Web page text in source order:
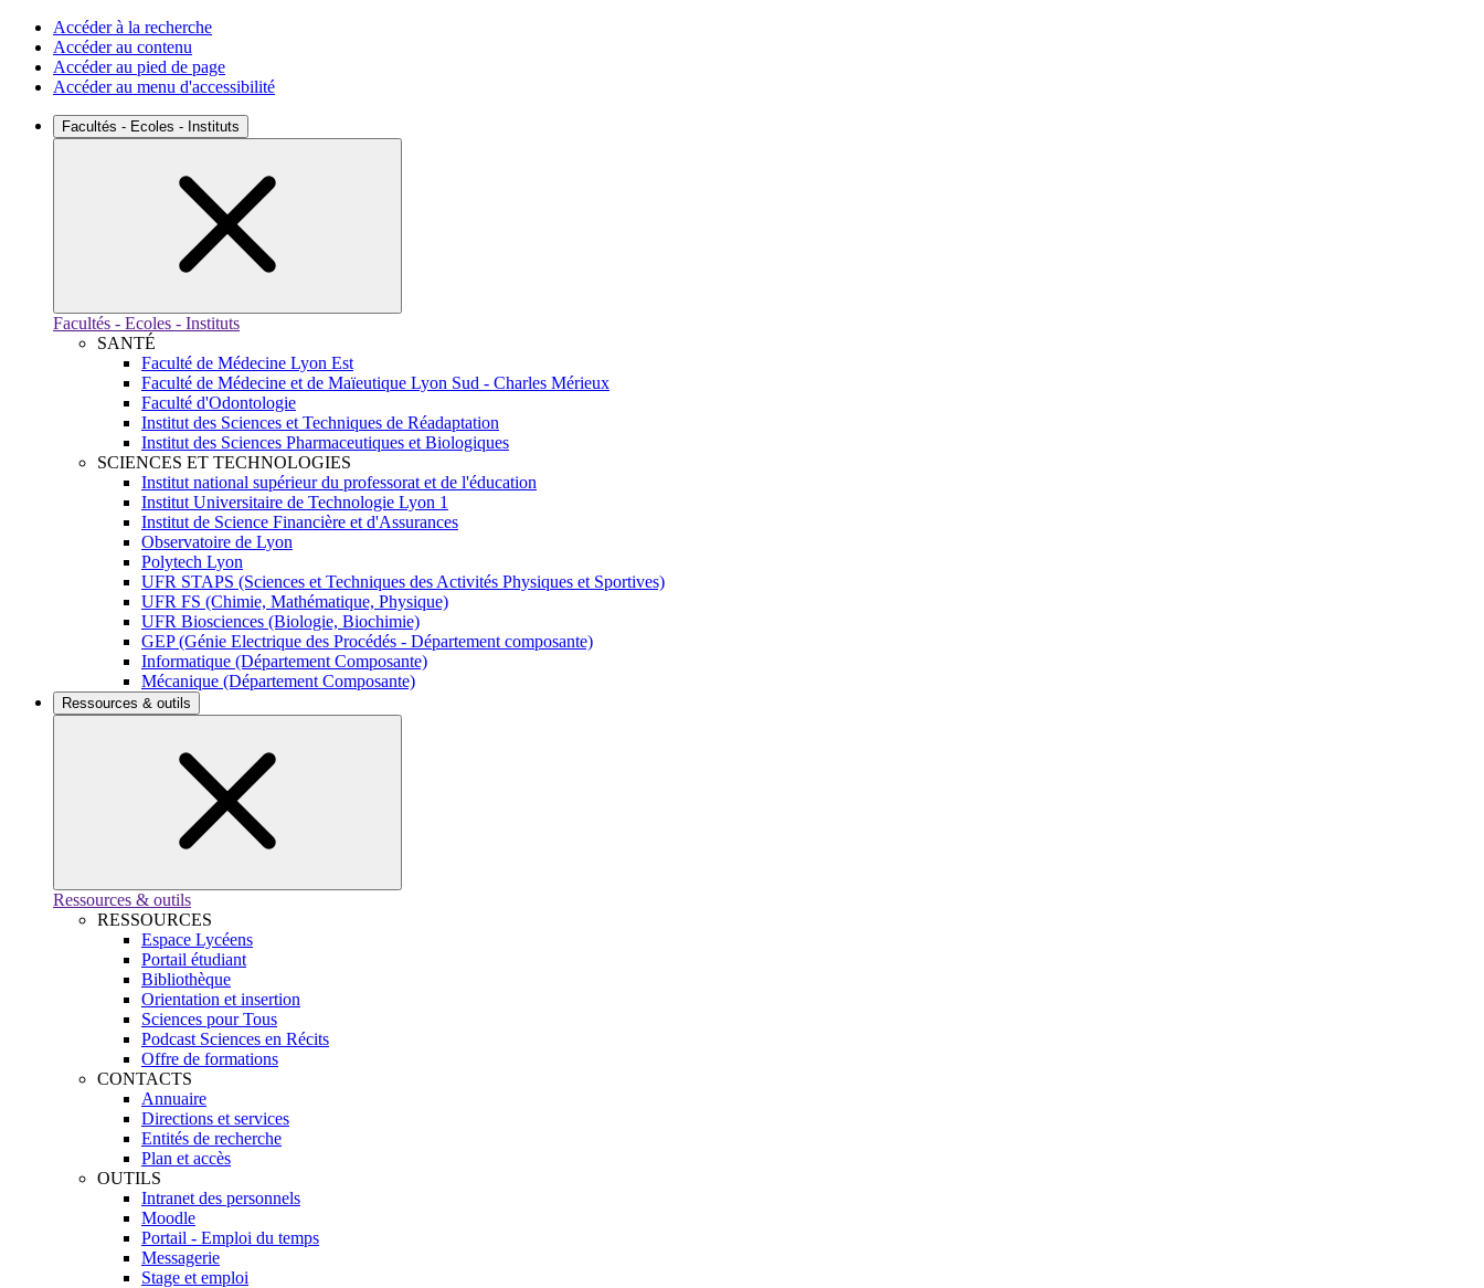
Accéder à la recherche
Accéder au contenu
Accéder au pied de page
Accéder au menu d'accessibilité
Facultés - Ecoles - Instituts
Facultés - Ecoles - Instituts
SANTÉ
Faculté de Médecine Lyon Est
Faculté de Médecine et de Maïeutique Lyon Sud - Charles Mérieux
Faculté d'Odontologie
Institut des Sciences et Techniques de Réadaptation
Institut des Sciences Pharmaceutiques et Biologiques
SCIENCES ET TECHNOLOGIES
Institut national supérieur du professorat et de l'éducation
Institut Universitaire de Technologie Lyon 1
Institut de Science Financière et d'Assurances
Observatoire de Lyon
Polytech Lyon
UFR STAPS (Sciences et Techniques des Activités Physiques et Sportives)
UFR FS (Chimie, Mathématique, Physique)
UFR Biosciences (Biologie, Biochimie)
GEP (Génie Electrique des Procédés - Département composante)
Informatique (Département Composante)
Mécanique (Département Composante)
Ressources & outils
Ressources & outils
RESSOURCES
Espace Lycéens
Portail étudiant
Bibliothèque
Orientation et insertion
Sciences pour Tous
Podcast Sciences en Récits
Offre de formations
CONTACTS
Annuaire
Directions et services
Entités de recherche
Plan et accès
OUTILS
Intranet des personnels
Moodle
Portail - Emploi du temps
Messagerie
Stage et emploi